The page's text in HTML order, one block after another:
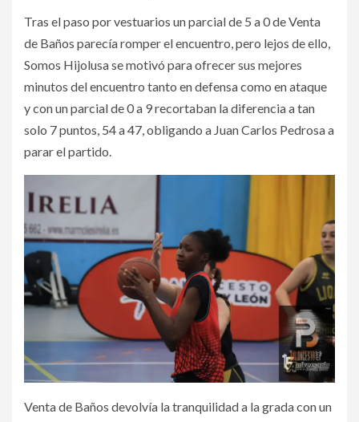
Tras el paso por vestuarios un parcial de 5 a 0 de Venta
de Baños parecía romper el encuentro, pero lejos de ello,
Somos Hijolusa se motivó para ofrecer sus mejores
minutos del encuentro tanto en defensa como en ataque
y con un parcial de 0 a 9 recortaban la diferencia a tan
solo 7 puntos, 54 a 47, obligando a Juan Carlos Pedrosa a
parar el partido.
Venta de Baños devolvía la tranquilidad a la grada con un